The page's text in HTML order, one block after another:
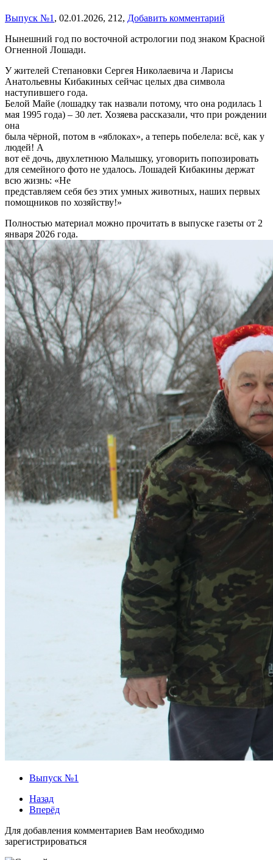
Выпуск №1 , 02.01.2026, 212, Добавить комментарий
Нынешний год по восточной астрологии под знаком Красной
Огненной Лошади.
У жителей Степановки Сергея Николаевича и Ларисы
Анатольевны Кибакиных сейчас целых два символа
наступившего года.
Белой Майе (лошадку так назвали потому, что она родилась 1
мая 1995 года) – 30 лет. Хозяева рассказали, что при рождении
она
была чёрной, потом в «яблоках», а теперь побелела: всё, как у
людей! А
вот её дочь, двухлетнюю Малышку, уговорить попозировать
для семейного фото не удалось. Лошадей Кибакины держат
всю жизнь: «Не
представляем себя без этих умных животных, наших первых
помощников по хозяйству!»
Полностью материал можно прочитать в выпуске газеты от 2
января 2026 года.
Выпуск №1
Назад
Вперёд
Для добавления комментариев Вам необходимо
зарегистрироваться